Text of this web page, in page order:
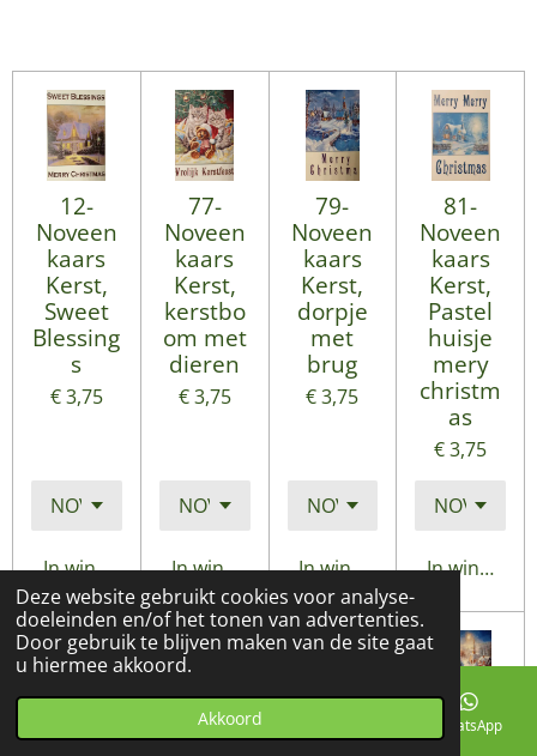
Deze website gebruikt cookies voor analyse-
doeleinden en/of het tonen van advertenties.
Door gebruik te blijven maken van de site gaat
u hiermee akkoord.
Akkoord
12-
Noveen
kaars
Kerst,
Sweet
Blessing
s
€ 3,75
In winkelwagen
77-
Noveen
kaars
Kerst,
kerstbo
om met
dieren
€ 3,75
In winkelwagen
79-
Noveen
kaars
Kerst,
dorpje
met
brug
€ 3,75
In winkelwagen
81-
Noveen
kaars
Kerst,
Pastel
huisje
mery
christm
as
€ 3,75
In
78-
76-
101-
80-
Telefoonnummer WhatsApp